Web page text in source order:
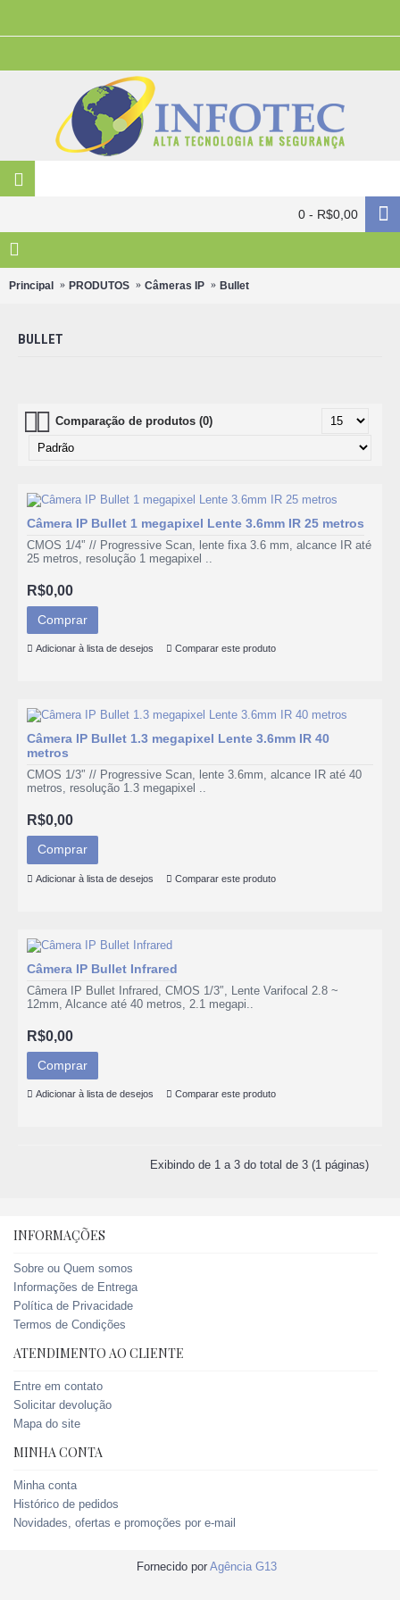
0 - R$0,00
Principal PRODUTOS Câmeras IP Bullet
BULLET
Comparação de produtos (0)
Câmera IP Bullet 1 megapixel Lente 3.6mm IR 25 metros
CMOS 1/4'’ // Progressive Scan, lente fixa 3.6 mm, alcance IR até
25 metros, resolução 1 megapixel ..
R$0,00
Comprar
Adicionar à lista de desejos Comparar este produto
Câmera IP Bullet 1.3 megapixel Lente 3.6mm IR 40
metros
CMOS 1/3'’ // Progressive Scan, lente 3.6mm, alcance IR até 40
metros, resolução 1.3 megapixel ..
R$0,00
Comprar
Adicionar à lista de desejos Comparar este produto
Câmera IP Bullet Infrared
Câmera IP Bullet Infrared, CMOS 1/3'’, Lente Varifocal 2.8 ~
12mm, Alcance até 40 metros, 2.1 megapi..
R$0,00
Comprar
Adicionar à lista de desejos Comparar este produto
Exibindo de 1 a 3 do total de 3 (1 páginas)
INFORMAÇÕES
Sobre ou Quem somos
Informações de Entrega
Política de Privacidade
Termos de Condições
ATENDIMENTO AO CLIENTE
Entre em contato
Solicitar devolução
Mapa do site
MINHA CONTA
Minha conta
Histórico de pedidos
Novidades, ofertas e promoções por e-mail
Fornecido por Agência G13